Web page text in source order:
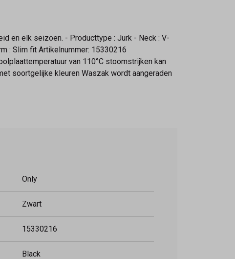
en elk seizoen. - Producttype : Jurk - Neck : V-
: Slim fit Artikelnummer: 15330216
van 110°C stoomstrijken kan
soortgelijke kleuren Waszak wordt aangeraden
Only
Zwart
15330216
Black